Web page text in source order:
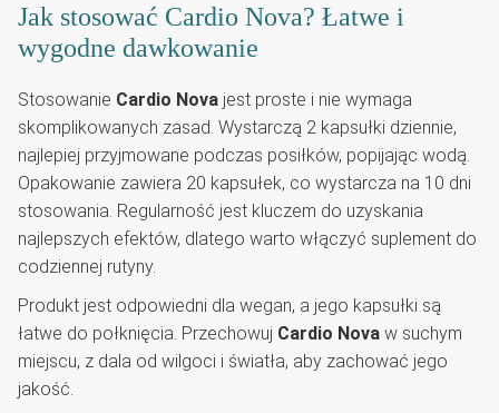
Jak stosować Cardio Nova? Łatwe i
wygodne dawkowanie
Stosowanie Cardio Nova jest proste i nie wymaga
skomplikowanych zasad. Wystarczą 2 kapsułki dziennie,
najlepiej przyjmowane podczas posiłków, popijając wodą.
Opakowanie zawiera 20 kapsułek, co wystarcza na 10 dni
stosowania. Regularność jest kluczem do uzyskania
najlepszych efektów, dlatego warto włączyć suplement do
codziennej rutyny.
Produkt jest odpowiedni dla wegan, a jego kapsułki są
łatwe do połknięcia. Przechowuj Cardio Nova w suchym
miejscu, z dala od wilgoci i światła, aby zachować jego
jakość.